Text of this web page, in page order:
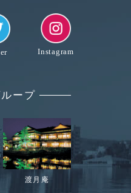
Instagram
ープ
渡月庵